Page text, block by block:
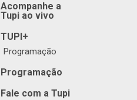
Acompanhe a
Tupi ao vivo
TUPI+
Programação
Programação
Fale com a Tupi